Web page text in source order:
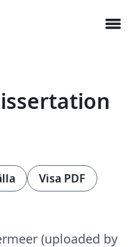
menu
Visa PDF
(uploaded by